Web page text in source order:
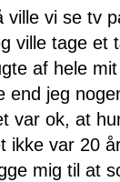
vi se tv
ville tage
af hele
jeg
var ok, at
var 20
mig til at